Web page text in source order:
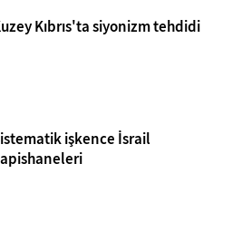
Kıbrıs'ta siyonizm tehdidi
işkence İsrail